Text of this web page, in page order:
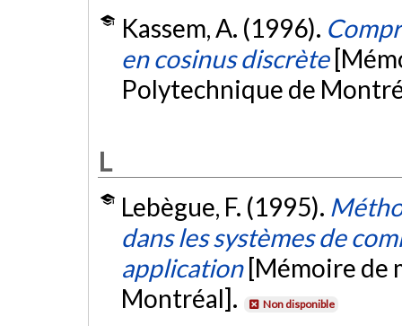
Kassem, A. (1996).
en cosinus discrète
Polytechnique de
L
Lebègue, F. (1995).
dans les systèmes de
application [Mémoire de
Montréal].
Non disponible